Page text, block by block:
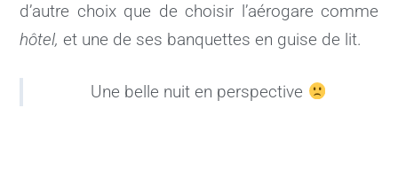
d’autre choix que de choisir l’aérogare comme
hôtel, et une de ses banquettes en guise de lit.
Une belle nuit en perspective